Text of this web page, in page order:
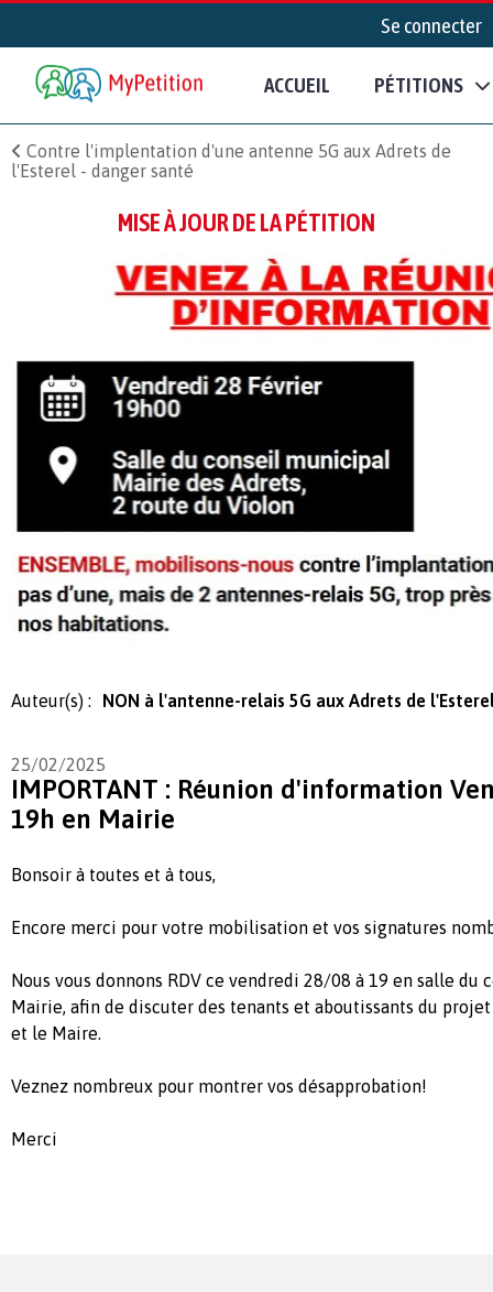
Se connecter
ACCUEIL PÉTITIONS
Contre l'implentation d'une antenne 5G aux Adrets de
l'Esterel - danger santé
MISE À JOUR DE LA PÉTITION
Auteur(s) : NON à l'antenne-relais 5G aux Adrets de
25/02/2025
IMPORTANT : Réunion d'information
19h en Mairie
Bonsoir à toutes et à tous,
Encore merci pour votre mobilisation et vos signatures
Nous vous donnons RDV ce vendredi 28/08 à 19 en salle du
Mairie, afin de discuter des tenants et aboutissants du
et le Maire.
Veznez nombreux pour montrer vos désapprobation!
Merci